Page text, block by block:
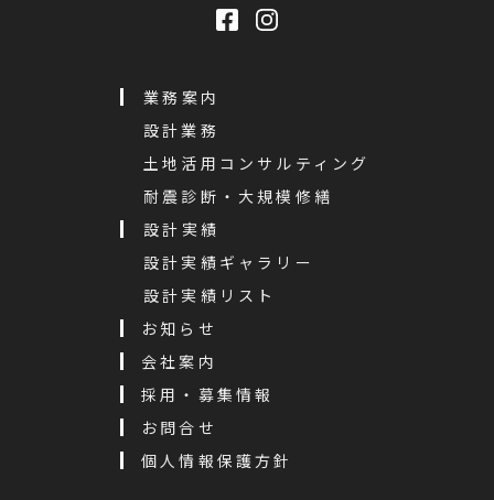
業務案内
設計業務
土地活用コンサルティング
耐震診断・大規模修繕
設計実績
設計実績ギャラリー
設計実績リスト
お知らせ
会社案内
採用・募集情報
お問合せ
個人情報保護方針